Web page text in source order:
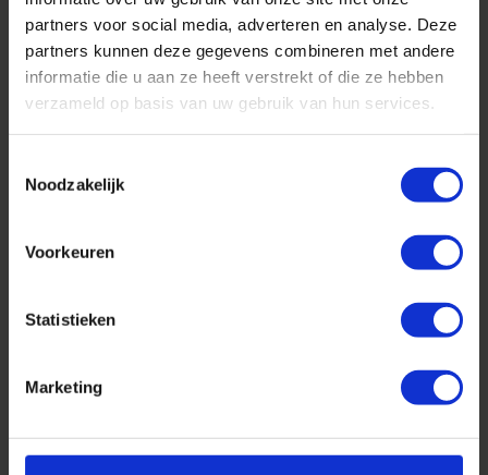
partners voor social media, adverteren en analyse. Deze
partners kunnen deze gegevens combineren met andere
informatie die u aan ze heeft verstrekt of die ze hebben
verzameld op basis van uw gebruik van hun services.
Noodzakelijk
Voorkeuren
Statistieken
Marketing
0573 45 04 35
info@qualitycalf.nl
Bereikbaar op werkdagen tot 18.00 uur
Uitgebreid
Bekijk alle